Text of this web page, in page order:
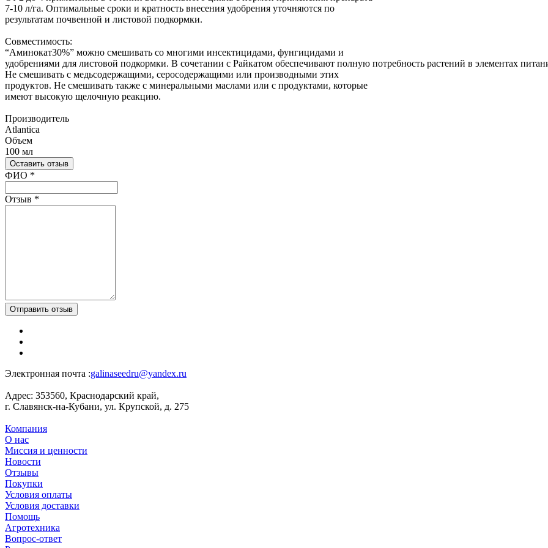
7-10 л/га. Оптимальные сроки и кратность внесения удобрения уточняются по
результатам почвенной и листовой подкормки.
Совместимость:
“Аминокат30%” можно смешивать со многими инсектицидами, фунгицидами и
удобрениями для листовой подкормки. В сочетании с Райкатом обеспечивают полную потребность растений в элементах
Не смешивать с медьсодержащими, серосодержащими или производными этих
продуктов. Не смешивать также с минеральными маслами или с продуктами, которые
имеют высокую щелочную реакцию.
Производитель
Atlantica
Объем
100 мл
Оставить отзыв
Ваш отзыв был отправлен!
ФИО *
Отзыв *
Отправить отзыв
Электронная почта :galinaseedru@yandex.ru
Адрес: 353560, Краснодарский край,
г. Славянск-на-Кубани, ул. Крупской, д. 275
Компания
О нас
Миссия и ценности
Новости
Отзывы
Покупки
Условия оплаты
Условия доставки
Помощь
Агротехника
Вопрос-ответ